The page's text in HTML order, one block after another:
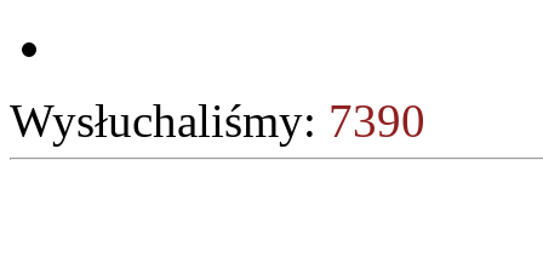
Wysłuchaliśmy: 7390